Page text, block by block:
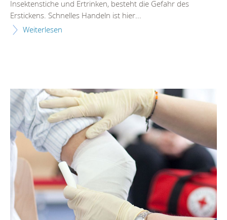
Insektenstiche und Ertrinken, besteht die Gefahr des
Erstickens. Schnelles Handeln ist hier...
Weiterlesen